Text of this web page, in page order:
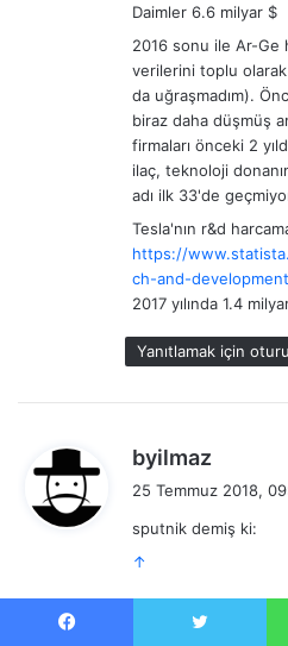
Daimler 6.6 milyar $
2016 sonu ile Ar-Ge
verilerini toplu
da uğraşmadım).
biraz daha düşmüş
firmaları önceki 2
ilaç, teknoloji
adı ilk 33'de
Tesla'nın r&d
https://
ch-and-
2017 yılında 1.4
Yanıtlamak için
byilmaz
i
25 Temmuz 2018,
sputnik demiş ki:
↑